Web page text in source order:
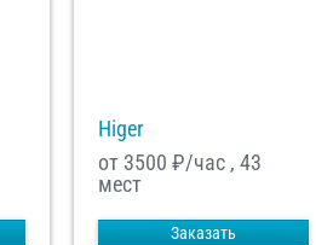
Higer
от 3500 ₽/час , 43
мест
Заказать